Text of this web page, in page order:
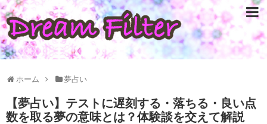
ホーム 夢占い
【夢占い】テストに遅刻する・落ちる・良い点
数を取る夢の意味とは？体験談を交えて解説